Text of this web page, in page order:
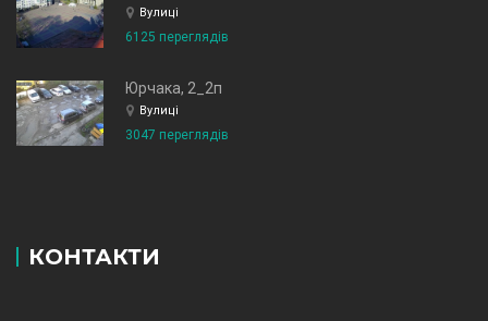
Вулиці
6125 переглядів
Юрчака, 2_2п
Вулиці
3047 переглядів
КОНТАКТИ